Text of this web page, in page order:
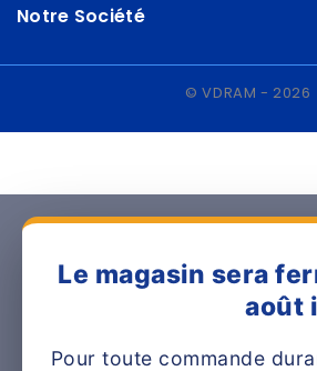
Notre Société
© VDRAM - 2026
Le magasin sera
août
Pour toute commande